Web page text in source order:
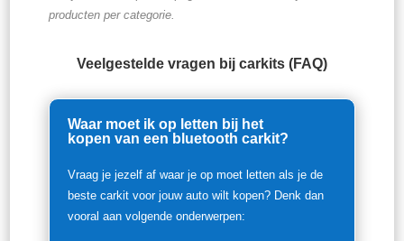
producten per categorie.
Veelgestelde vragen bij carkits (FAQ)
Waar moet ik op letten bij het
kopen van een bluetooth carkit?
Vraag je jezelf af waar je op moet letten als je de
beste carkit voor jouw auto wilt kopen? Denk dan
vooral aan volgende onderwerpen: